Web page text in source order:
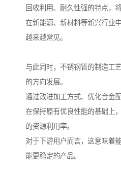
回收利用、耐久性强的特点，
在新能源、新材料等新兴行业
越来越常见。
与此同时，不锈钢管的制造工
的方向发展。
通过改进加工方式、优化合金
在保持原有优良性能的基础上
的资源利用率。
对于下游用户而言，这意味着
能更稳定的产品。